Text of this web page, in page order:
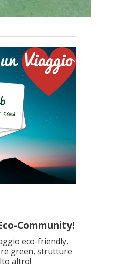
Community!
eco-friendly,
green, strutture
altro!